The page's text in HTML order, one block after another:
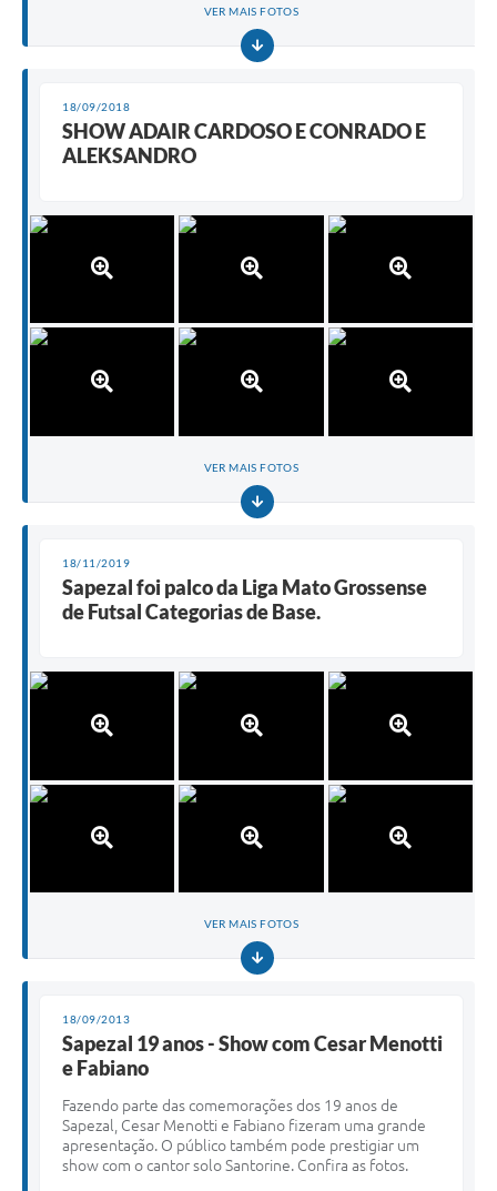
VER MAIS FOTOS
18/09/2018
SHOW ADAIR CARDOSO E CONRADO E
ALEKSANDRO
VER MAIS FOTOS
18/11/2019
Sapezal foi palco da Liga Mato Grossense
de Futsal Categorias de Base.
VER MAIS FOTOS
18/09/2013
Sapezal 19 anos - Show com Cesar Menotti
e Fabiano
Fazendo parte das comemorações dos 19 anos de
Sapezal, Cesar Menotti e Fabiano fizeram uma grande
apresentação. O público também pode prestigiar um
show com o cantor solo Santorine. Confira as fotos.